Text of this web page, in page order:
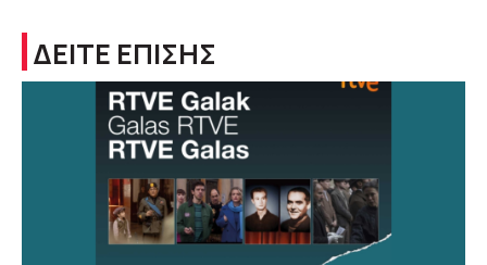
ΔΕΙΤΕ ΕΠΙΣΗΣ